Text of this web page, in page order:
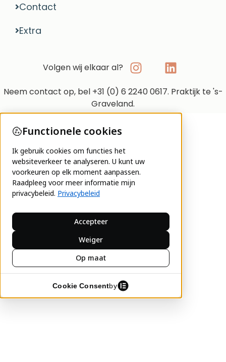
Contact
Extra
Volgen wij elkaar al?
Neem contact op, bel +31 (0) 6 2240 0617. Praktijk te 's-
Graveland.